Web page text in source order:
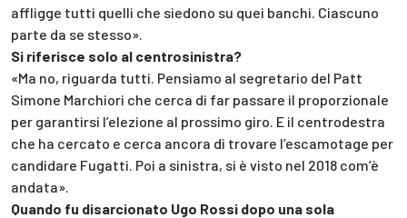
affligge tutti quelli che siedono su quei banchi. Ciascuno
parte da se stesso».
Si riferisce solo al centrosinistra?
«Ma no, riguarda tutti. Pensiamo al segretario del Patt
Simone Marchiori che cerca di far passare il proporzionale
per garantirsi l’elezione al prossimo giro. E il centrodestra
che ha cercato e cerca ancora di trovare l’escamotage per
candidare Fugatti. Poi a sinistra, si è visto nel 2018 com’è
andata».
Quando fu disarcionato Ugo Rossi dopo una sola